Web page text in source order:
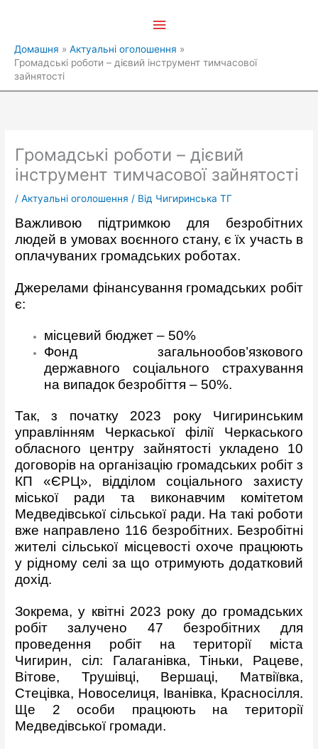
меню
Домашня
Актуальні оголошення
Громадські роботи – дієвий інструмент тимчасової
зайнятості
Громадські роботи – дієвий
інструмент тимчасової зайнятості
/Актуальні оголошення / Від Чигиринська ТГ
Важливою підтримкою для безробітних
людей в умовах воєнного стану, є їх участь в
оплачуваних громадських роботах.
Джерелами фінансування громадських робіт
є:
місцевий бюджет – 50%
Фонд загальнообов’язкового
державного соціального страхування
на випадок безробіття – 50%.
Так, з початку 2023 року Чигиринським
управлінням Черкаської філії Черкаського
обласного центру зайнятості укладено 10
договорів на організацію громадських робіт з
КП «ЄРЦ», відділом соціального захисту
міської ради та виконавчим комітетом
Медведівської сільської ради. На такі роботи
вже направлено 116 безробітних. Безробітні
жителі сільської місцевості охоче працюють
у рідному селі за що отримують додатковий
дохід.
Зокрема, у квітні 2023 року до громадських
робіт залучено 47 безробітних для
проведення робіт на території міста
Чигирин, сіл: Галаганівка, Тіньки, Рацеве,
Вітове, Трушівці, Вершаці, Матвіївка,
Стецівка, Новоселиця, Іванівка, Красносілля.
Ще 2 особи працюють на території
Медведівської громади.